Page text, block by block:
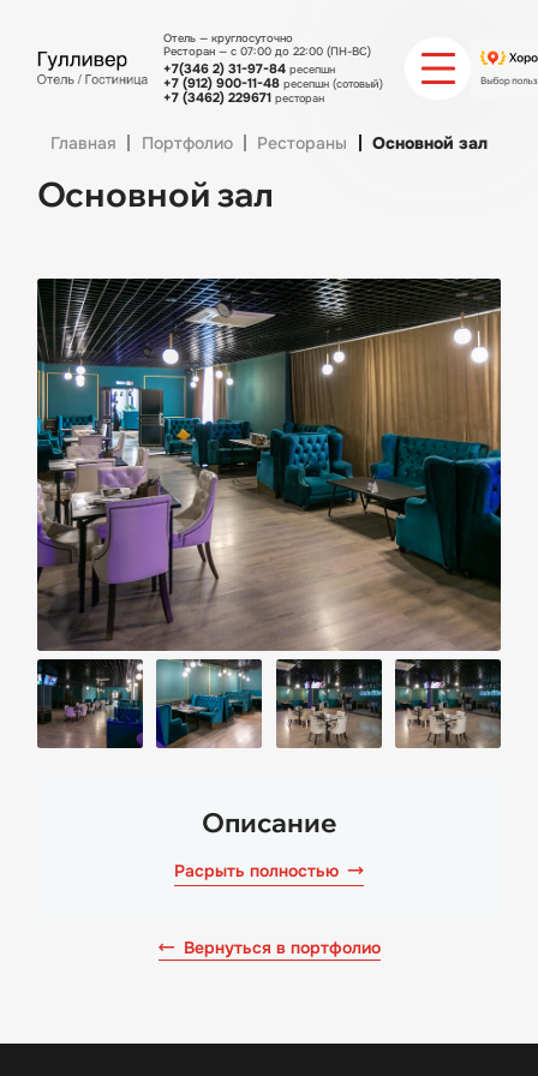
О ГОСТИНИЦЕ
ХОСТЕЛ
МЕНЮ РЕСТОРАНА
СПЕЦПРЕДЛОЖЕНИЯ
ИНТЕРЬЕР И ФОТО ГОСТИНИЦЫ
КОНТАКТЫ
Отель — круглосуточно
Ресторан — с 07:00 до 22:00 (ПН-ВС)
+7(346 2) 31-97-84 ресепшн
+7 (912) 900-11-48 ресепшн (сотовый)
+7 (3462) 229671 ресторан
Главная Портфолио Рестораны Основной зал
Основной зал
Описание
Расрыть полностью
Вернуться в портфолио